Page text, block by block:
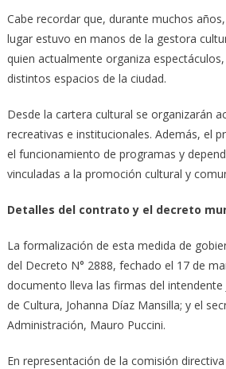
Cabe recordar que, durante muchos
lugar estuvo en manos de la gestora
quien actualmente organiza
distintos espacios de la ciudad.
Desde la cartera cultural se organizarán
recreativas e institucionales. Además, el
el funcionamiento de programas y
vinculadas a la promoción cultural y
Detalles del contrato y el decreto
La formalización de esta medida de
del Decreto N° 2888, fechado el 17 de
documento lleva las firmas del intendente
de Cultura, Johanna Díaz Mansilla; y el
Administración, Mauro Puccini.
En representación de la comisión